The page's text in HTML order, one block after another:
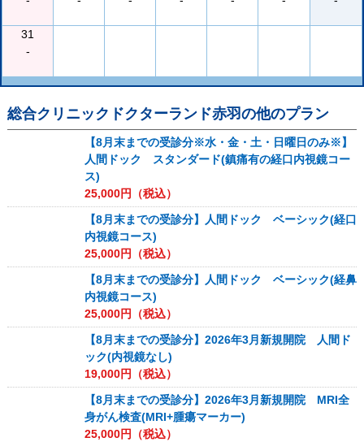
31
-
総合クリニックドクターランド赤羽の他のプラン
【8月末までの受診分※水・金・土・日曜日のみ※】
人間ドック スタンダード(鎮痛有の経口内視鏡コー
ス)
25,000円（税込）
【8月末までの受診分】人間ドック ベーシック(経口
内視鏡コース)
25,000円（税込）
【8月末までの受診分】人間ドック ベーシック(経鼻
内視鏡コース)
25,000円（税込）
【8月末までの受診分】2026年3月新規開院 人間ド
ック(内視鏡なし)
19,000円（税込）
【8月末までの受診分】2026年3月新規開院 MRI全
身がん検査(MRI+腫瘍マーカー)
25,000円（税込）